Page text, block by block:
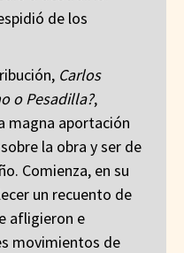
de los
Carlos
o Pesadilla?,
magna aportación
la obra y ser de
Comienza, en su
un recuento de
afligieron e
movimientos de